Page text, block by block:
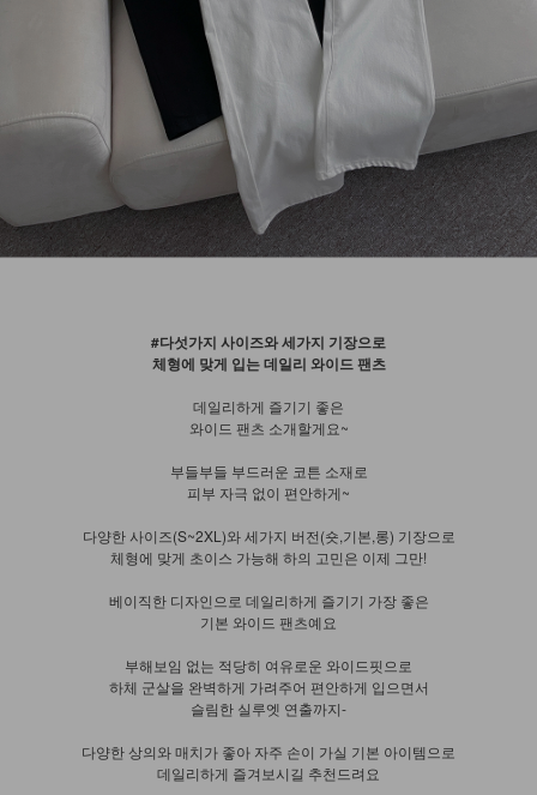
#다섯가지 사이즈와 세가지 기장으로
체형에 맞게 입는 데일리 와이드 팬츠
데일리하게 즐기기 좋은
와이드 팬츠 소개할게요~
부들부들 부드러운 코튼 소재로
피부 자극 없이 편안하게~
다양한 사이즈(S~2XL)와 세가지 버전(숏,기본,롱) 기장으로
체형에 맞게 초이스 가능해 하의 고민은 이제 그만!
베이직한 디자인으로 데일리하게 즐기기 가장 좋은
기본 와이드 팬츠예요
부해보임 없는 적당히 여유로운 와이드핏으로
하체 군살을 완벽하게 가려주어 편안하게 입으면서
슬림한 실루엣 연출까지-
다양한 상의와 매치가 좋아 자주 손이 가실 기본 아이템으로
데일리하게 즐겨보시길 추천드려요